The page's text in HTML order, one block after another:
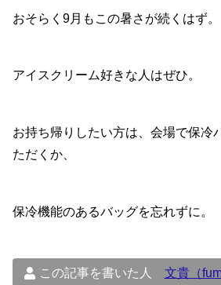
おそらく9月もこの暑さが続くはず。
アイスクリーム好きな人はぜひ。
お持ち帰りしたい方は、会場で保冷
ただくか、
保冷機能のあるバッグを忘れずに。
この記事を書いた人 文貴（